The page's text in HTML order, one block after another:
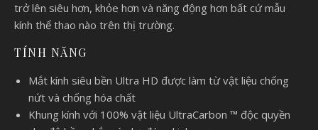
trở lên siêu hơn, khỏe hơn và năng động hơn bất cứ mẫu
kính thể thao nào trên thị trường.
TÍNH NĂNG
Mắt kính siêu bền Ultra HD được làm từ vật liệu chống
nứt và chống hóa chất
Khung kính với 100% vật liệu UltraCarbon ™ độc quyền